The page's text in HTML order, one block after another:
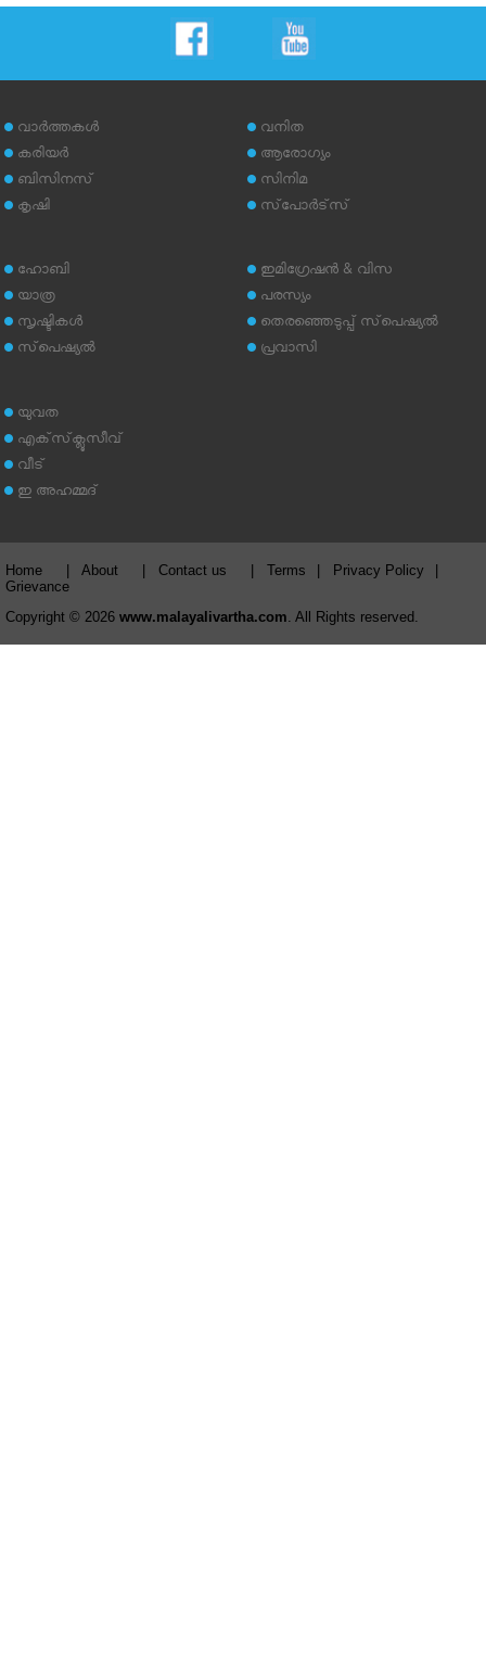
വാര്‍ത്തകള്‍
കരിയര്‍
ബിസിനസ്
കൃഷി
വനിത
ആരോഗ്യം
സിനിമ
സ്‌പോര്‍ട്‌സ്
ഹോബി
യാത്ര
സൃഷ്ടികള്‍
സ്‌പെഷ്യല്‍
ഇമിഗ്രേഷന്‍ & വിസ
പരസ്യം
തെരഞ്ഞെടുപ്പ് സ്‌പെഷ്യല്‍
പ്രവാസി
യുവത
എക്‌സ്‌ക്ലൂസീവ്
വീട്
ഇ അഹമ്മദ്‌
Home About Contact us Terms Privacy Policy
Grievance
Copyright © 2026 www.malayalivartha.com . All Rights reserved.